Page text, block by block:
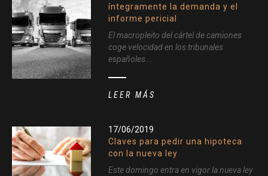
íntegramente la demanda y el
informe pericial
El macropleito del cártel de camiones
coge velocidad en los tribunales
españoles...
LEER MÁS
17/06/2019
Claves para pedir una hipoteca
con la nueva ley
Este domingo entra en vigor la nueva ley